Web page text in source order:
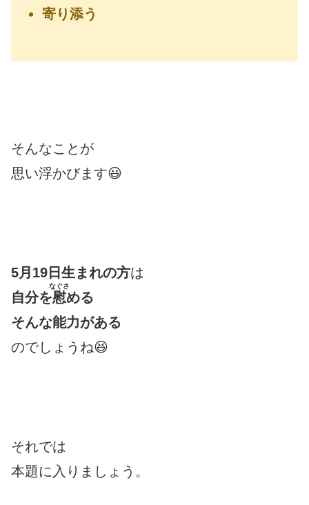
寄り添う
そんなことが
思い浮かびます😃
5月19日生まれの方は
自分を慰
なぐさ
める
そんな能力がある
のでしょうね😆
それでは
本題に入りましょう。